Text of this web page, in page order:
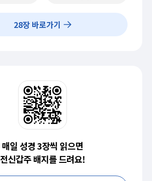
28장 바로가기
매일 성경 3장씩 읽으면
전신갑주 배지를 드려요!